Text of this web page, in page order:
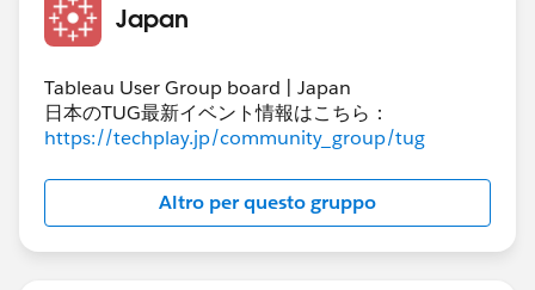
Japan
Tableau User Group board | Japan
日本のTUG最新イベント情報はこちら：
https://techplay.jp/community_group/tug
Altro per questo gruppo